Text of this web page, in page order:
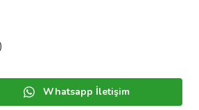
Whatsapp İletişim